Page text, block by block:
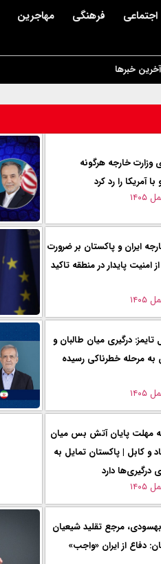
اجتماعی فرهنگی مهاجرین
آخرین خبرها
خارجه هرگونه
آمریکا را رد کرد
ایران و پاکستان بر ضرورت
امنیت پایدار در منطقه تاکید
تایمز: درگیری میان طالبان و
به مرحله‌ خطرناکی رسیده
مهلت پایان آتش بس میان
و کابل | پاکستان تمایل به
درگیری‌ها دارد
مرجع تقلید شیعیان
دفاع از ایران «واجب»